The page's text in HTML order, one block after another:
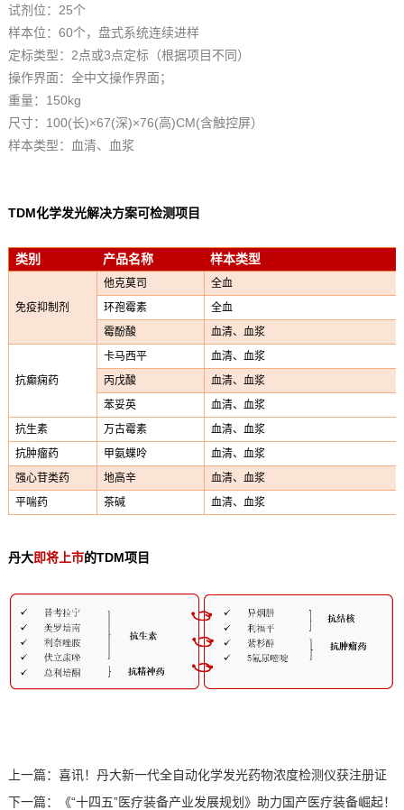
试剂位：25个
样本位：60个，盘式系统连续进样
定标类型：2点或3点定标（根据项目不同）
操作界面：全中文操作界面；
重量：150kg
尺寸：100(长)×67(深)×76(高)CM(含触控屏）
样本类型：血清、血浆
TDM化学发光解决方案可检测项目
类别 产品名称 样本类型
免疫抑制剂
他克莫司
全血
环孢霉素
全血
霉酚酸
血清、血浆
抗癫痫药
卡马西平
血清、血浆
丙戊酸
血清、血浆
苯妥英
血清、血浆
抗生素
万古霉素
血清、血浆
抗肿瘤药
甲氨蝶呤
血清、血浆
强心苷类药
地高辛
血清、血浆
平喘药
茶碱 血清、血浆
丹大即将上市的TDM项目
上一篇： 喜讯！丹大新一代全自动化学发光药物浓度检测仪获注册证
下一篇：
《“十四五”医疗装备产业发展规划》助力国产医疗装备崛起！